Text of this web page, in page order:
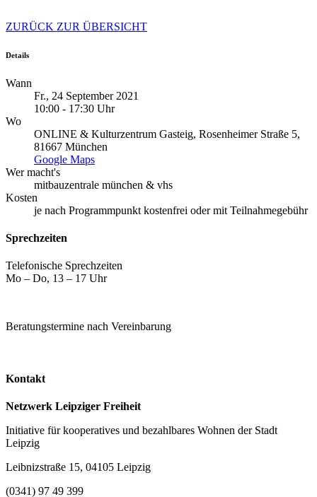
ZURÜCK ZUR ÜBERSICHT
Details
Wann
Fr., 24 September 2021
10:00 - 17:30 Uhr
Wo
ONLINE & Kulturzentrum Gasteig, Rosenheimer Straße 5,
81667 München
Google Maps
Wer macht's
mitbauzentrale münchen & vhs
Kosten
je nach Programmpunkt kostenfrei oder mit Teilnahmegebühr
Sprechzeiten
Telefonische Sprechzeiten
Mo – Do, 13 – 17 Uhr
Beratungstermine nach Vereinbarung
Kontakt
Netzwerk Leipziger Freiheit
Initiative für kooperatives und bezahlbares Wohnen der Stadt
Leipzig
Leibnizstraße 15, 04105 Leipzig
(0341) 97 49 399